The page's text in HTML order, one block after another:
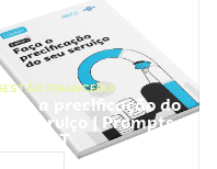
FINANCEIRA
Faça a precificação do
seu serviço | Prompts
ChatGPT